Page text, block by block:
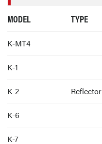
MODEL TYPE
K-MT4
K-1
K-2 Reflector
K-6
K-7